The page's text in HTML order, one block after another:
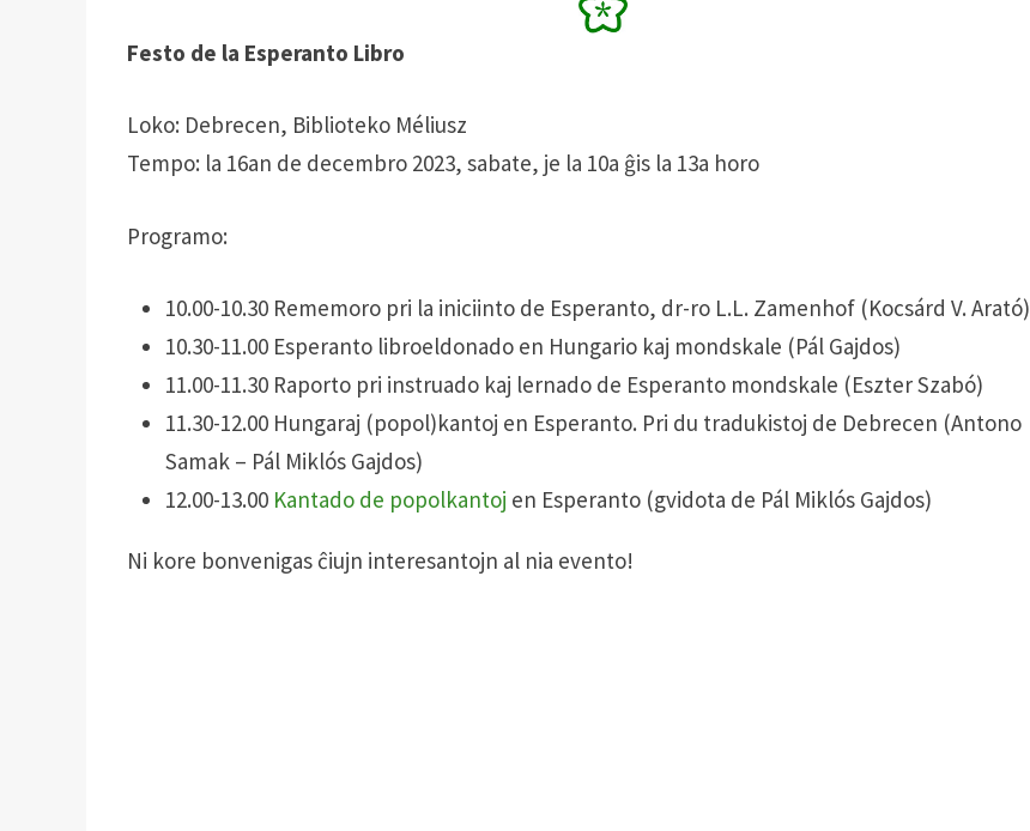
Festo de la Esperanto Libro
Loko: Debrecen, Biblioteko Méliusz
Tempo: la 16an de decembro 2023, sabate, je la 10a ĝis la 13a horo
Programo:
10.00-10.30 Rememoro pri la iniciinto de Esperanto, dr-ro L.L. Zamenhof (Kocsárd V. Arató)
10.30-11.00 Esperanto libroeldonado en Hungario kaj mondskale (Pál Gajdos)
11.00-11.30 Raporto pri instruado kaj lernado de Esperanto mondskale (Eszter Szabó)
11.30-12.00 Hungaraj (popol)kantoj en Esperanto. Pri du tradukistoj de Debrecen (Antono
Samak – Pál Miklós Gajdos)
12.00-13.00 Kantado de popolkantoj en Esperanto (gvidota de Pál Miklós Gajdos)
Ni kore bonvenigas ĉiujn interesantojn al nia evento!